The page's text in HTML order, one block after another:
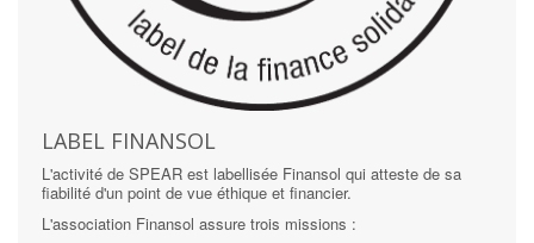
LABEL FINANSOL
L'activité de SPEAR est labellisée Finansol qui atteste de sa
fiabilité d'un point de vue éthique et financier.
L'association Finansol assure trois missions :